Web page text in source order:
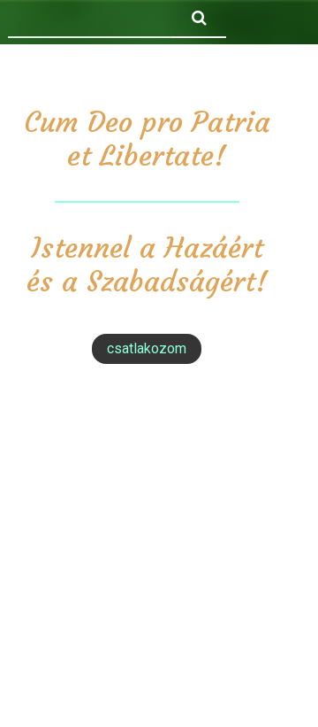
Cum Deo pro Patria
et Libertate!
Istennel a Hazáért
és a Szabadságért!
csatlakozom